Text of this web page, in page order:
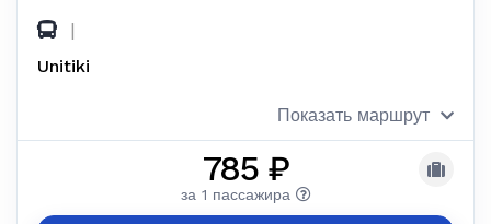
|
Unitiki
Показать маршрут
785 ₽
за 1 пассажира